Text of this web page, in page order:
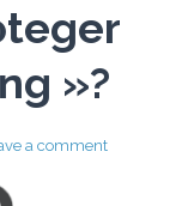
»?
a comment